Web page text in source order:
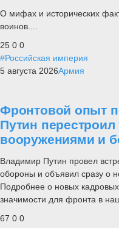
О мифах и исторических
воинов....
25 0 0
#Российская империя
5 августа 2026Армия
Фронтовой опыт
Путин
вооружениями и
Владимир Путин провел
обороны и объявил сразу о
Подробнее о новых
значимости для фронта в
67 0 0